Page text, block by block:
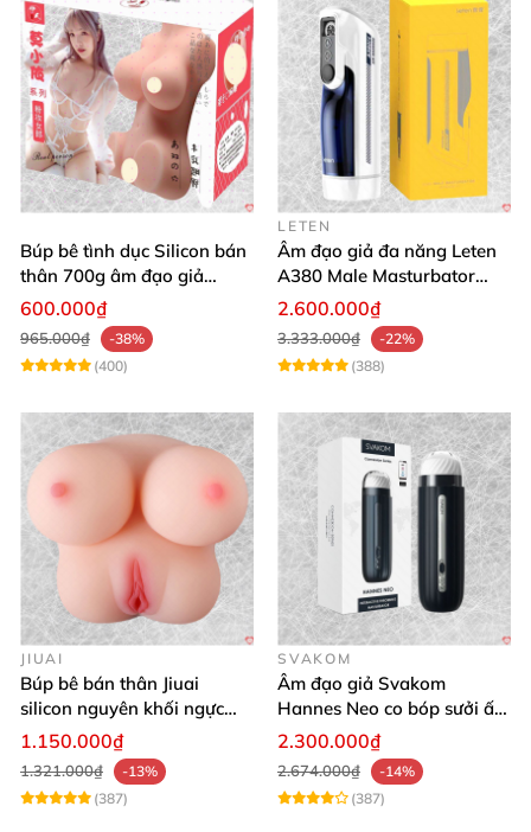
Búp bê tình dục Silicon bán
thân 700g âm đạo giả
nguyên khối giống thật
600.000₫
965.000₫
-38%
(400)
LETEN
Âm đạo giả đa năng Leten
A380 Male Masturbator
Version 4
2.600.000₫
3.333.000₫
-22%
(388)
JIUAI
Búp bê bán thân Jiuai
silicon nguyên khối ngực
âm đạo thật
1.150.000₫
1.321.000₫
-13%
(387)
SVAKOM
Âm đạo giả Svakom
Hannes Neo co bóp sưởi ấm
app điều khiển tiện lợi
2.300.000₫
2.674.000₫
-14%
(387)